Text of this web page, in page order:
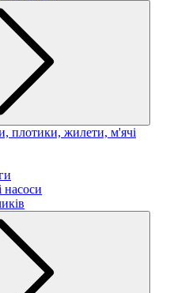
плотики, жилети, м'ячі
насоси